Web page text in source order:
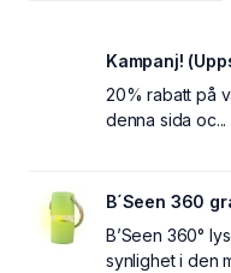
Kampanj!
20% rabatt på
denna sida oc...
B´Seen 360
B’Seen 360°
synlighet i den